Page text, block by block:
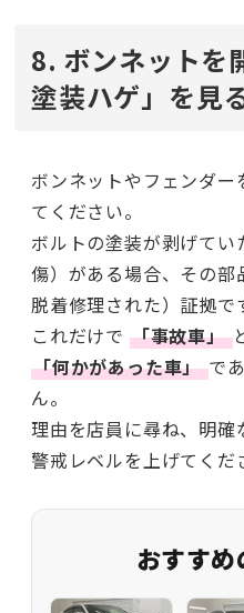
8. ボンネットを
塗装ハゲ」を見
ボンネットやフェンダ
てください。
ボルトの塗装が剥げて
傷）がある場合、その
脱着修理された）証拠で
これだけで 「事故車」
「何かがあった車」で
ん。
理由を店員に尋ね、明
警戒レベルを上げてくだ
おすす